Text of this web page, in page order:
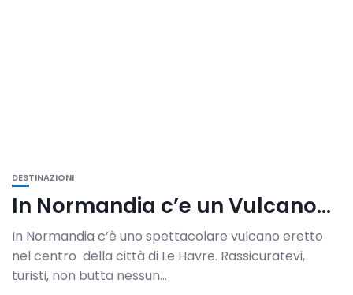
DESTINAZIONI
In Normandia c’e un Vulcano…
In Normandia c’è uno spettacolare vulcano eretto
nel centro della città di Le Havre. Rassicuratevi,
turisti, non butta nessun...